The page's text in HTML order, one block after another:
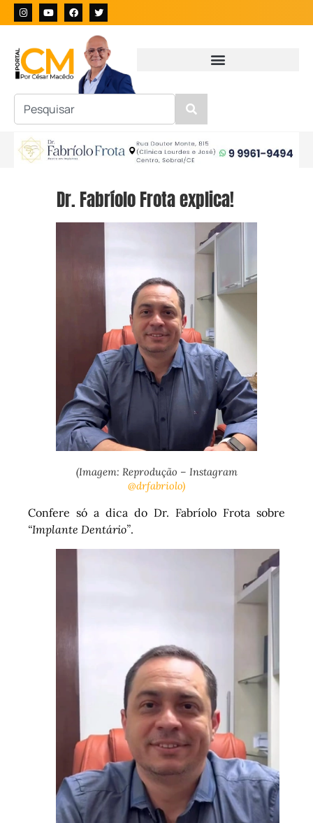
Dr. Fabríolo Frota explica!
(Imagem: Reprodução – Instagram
@drfabriolo)
Confere só a dica do Dr. Fabríolo Frota sobre
“Implante Dentário”.